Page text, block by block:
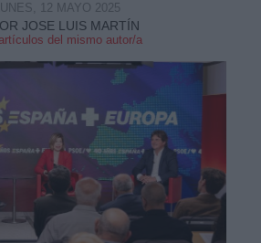
JOSE LUIS MARTÍN
del mismo autor/a
12 MAYO 2025